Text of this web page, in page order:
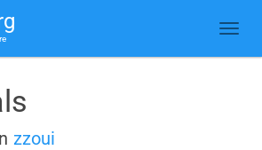
zzoui